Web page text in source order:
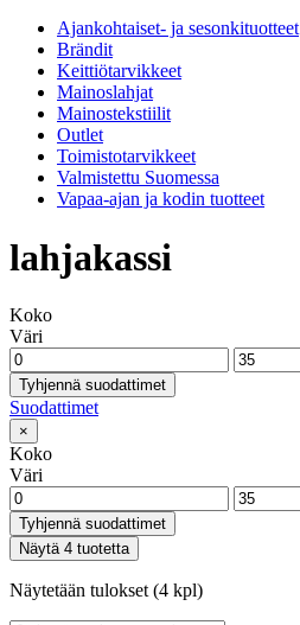
Ajankohtaiset- ja sesonkituotteet
Brändit
Keittiötarvikkeet
Mainoslahjat
Mainostekstiilit
Outlet
Toimistotarvikkeet
Valmistettu Suomessa
Vapaa-ajan ja kodin tuotteet
lahjakassi
Koko
Väri
Tyhjennä suodattimet
Suodattimet
×
Koko
Väri
Tyhjennä suodattimet
Näytä 4 tuotetta
Näytetään tulokset (4 kpl)